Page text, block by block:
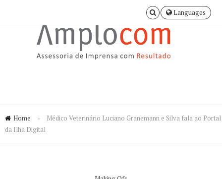
Languages
Home »
Médico Veterinário Luciano Granemann e Silva fala ao Portal
da Ilha Digital